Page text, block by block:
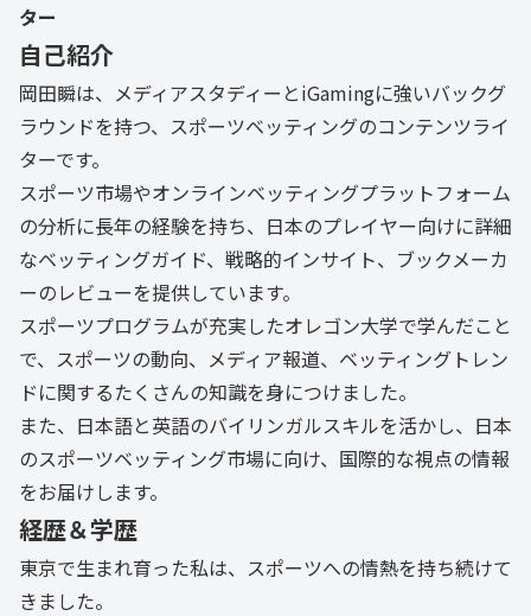
ター
自己紹介
岡田瞬は、メディアスタディーとiGamingに強いバックグ
ラウンドを持つ、スポーツベッティングのコンテンツライ
ターです。
スポーツ市場やオンラインベッティングプラットフォーム
の分析に長年の経験を持ち、日本のプレイヤー向けに詳細
なベッティングガイド、戦略的インサイト、ブックメーカ
ーのレビューを提供しています。
スポーツプログラムが充実したオレゴン大学で学んだこと
で、スポーツの動向、メディア報道、ベッティングトレン
ドに関するたくさんの知識を身につけました。
また、日本語と英語のバイリンガルスキルを活かし、日本
のスポーツベッティング市場に向け、国際的な視点の情報
をお届けします。
経歴＆学歴
東京で生まれ育った私は、スポーツへの情熱を持ち続けて
きました。